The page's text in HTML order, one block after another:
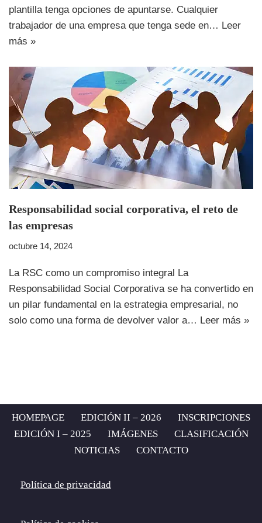
plantilla tenga opciones de apuntarse. Cualquier
trabajador de una empresa que tenga sede en… Leer
más »
Responsabilidad social corporativa, el reto de
las empresas
octubre 14, 2024
La RSC como un compromiso integral La
Responsabilidad Social Corporativa se ha convertido en
un pilar fundamental en la estrategia empresarial, no
solo como una forma de devolver valor a… Leer más »
HOMEPAGE EDICIÓN II – 2026
INSCRIPCIONES
EDICIÓN I – 2025
IMÁGENES
CLASIFICACIÓN
NOTICIAS
CONTACTO
Política de privacidad